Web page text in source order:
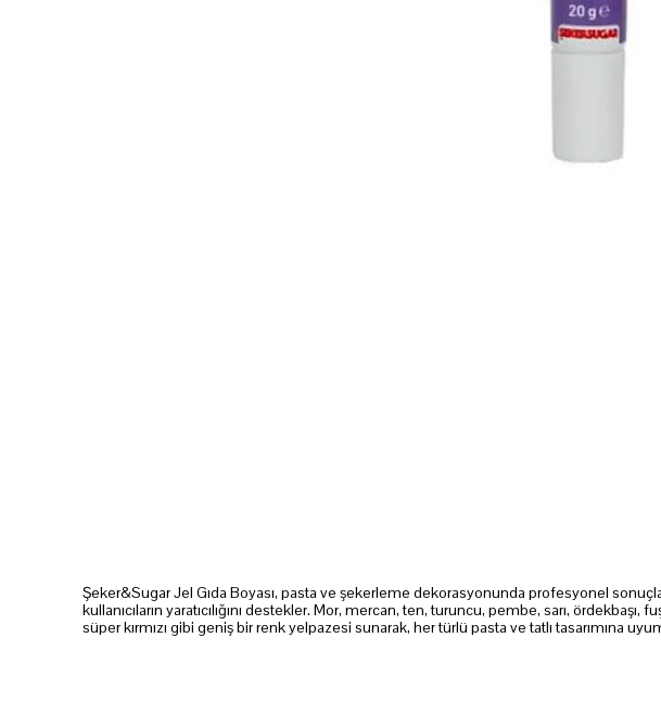
Şeker&Sugar Jel Gıda Boyası, pasta ve şekerleme dekorasyonunda profesyonel
kullanıcıların yaratıcılığını destekler. Mor, mercan, ten, turuncu, pembe, sarı,
süper kırmızı gibi geniş bir renk yelpazesi sunarak, her türlü pasta ve tatlı tasarımına